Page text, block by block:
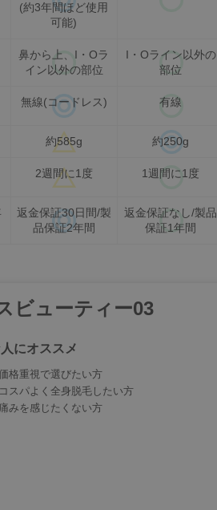
(約3年間ほど使用
可能)
鼻から上、I・Oラ
イン以外の部位
I・Oライン以外の
部位
無線(コードレス) 有線
約585g 約250g
2週間に1度 1週間に1度
返金保証30日間/製
品保証2年間
返金保証なし/製品
保証1年間
ビューティー03
にオススメ
格重視で選びたい方
コスパよく全身脱毛したい方
みを感じたくない方